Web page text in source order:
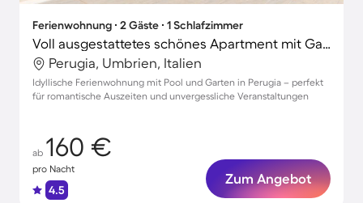
Ferienwohnung ∙ 2 Gäste ∙ 1 Schlafzimmer
Voll ausgestattetes schönes Apartment mit Garten und beheiztem Pool
Perugia, Umbrien, Italien
Idyllische Ferienwohnung mit Pool und Garten in Perugia – perfekt
für romantische Auszeiten und unvergessliche Veranstaltungen
ab 160 €
pro Nacht
4.5
Zum Angebot